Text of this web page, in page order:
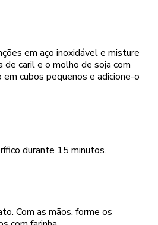
em aço inoxidável e misture
de caril e o molho de soja com
cubos pequenos e adicione-o
durante 15 minutos.
Com as mãos, forme os